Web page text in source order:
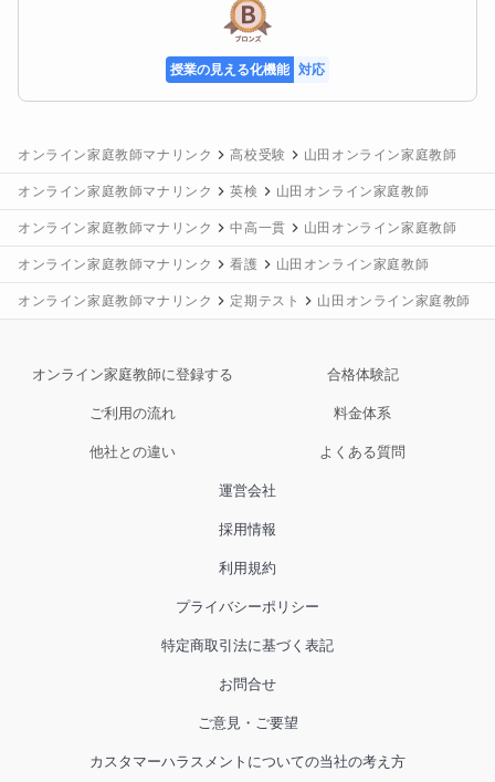
授業の見える化機能 対応
オンライン家庭教師マナリンク 高校受験 山田オンライン家庭教師
オンライン家庭教師マナリンク 英検 山田オンライン家庭教師
オンライン家庭教師マナリンク 中高一貫 山田オンライン家庭教師
オンライン家庭教師マナリンク 看護 山田オンライン家庭教師
オンライン家庭教師マナリンク 定期テスト 山田オンライン家庭教師
オンライン家庭教師に登録する 合格体験記
ご利用の流れ 料金体系
他社との違い よくある質問
運営会社
採用情報
利用規約
プライバシーポリシー
特定商取引法に基づく表記
お問合せ
ご意見・ご要望
カスタマーハラスメントについての当社の考え方